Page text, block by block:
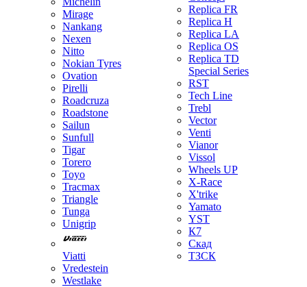
Mirage
Nankang
Nexen
Nitto
Nokian Tyres
Ovation
Pirelli
Roadcruza
Roadstone
Sailun
Sunfull
Tigar
Torero
Toyo
Tracmax
Triangle
Tunga
Unigrip
Viatti
Vredestein
Westlake
Replica FR
Replica H
Replica LA
Replica OS
Replica TD
Special Series
RST
Tech Line
Trebl
Vector
Venti
Vianor
Vissol
Wheels UP
X-Race
X'trike
Yamato
YST
К7
Скад
ТЗСК